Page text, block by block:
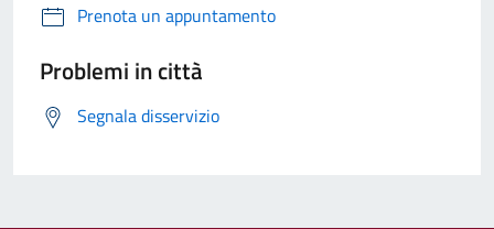
Prenota un appuntamento
Problemi in città
Segnala disservizio